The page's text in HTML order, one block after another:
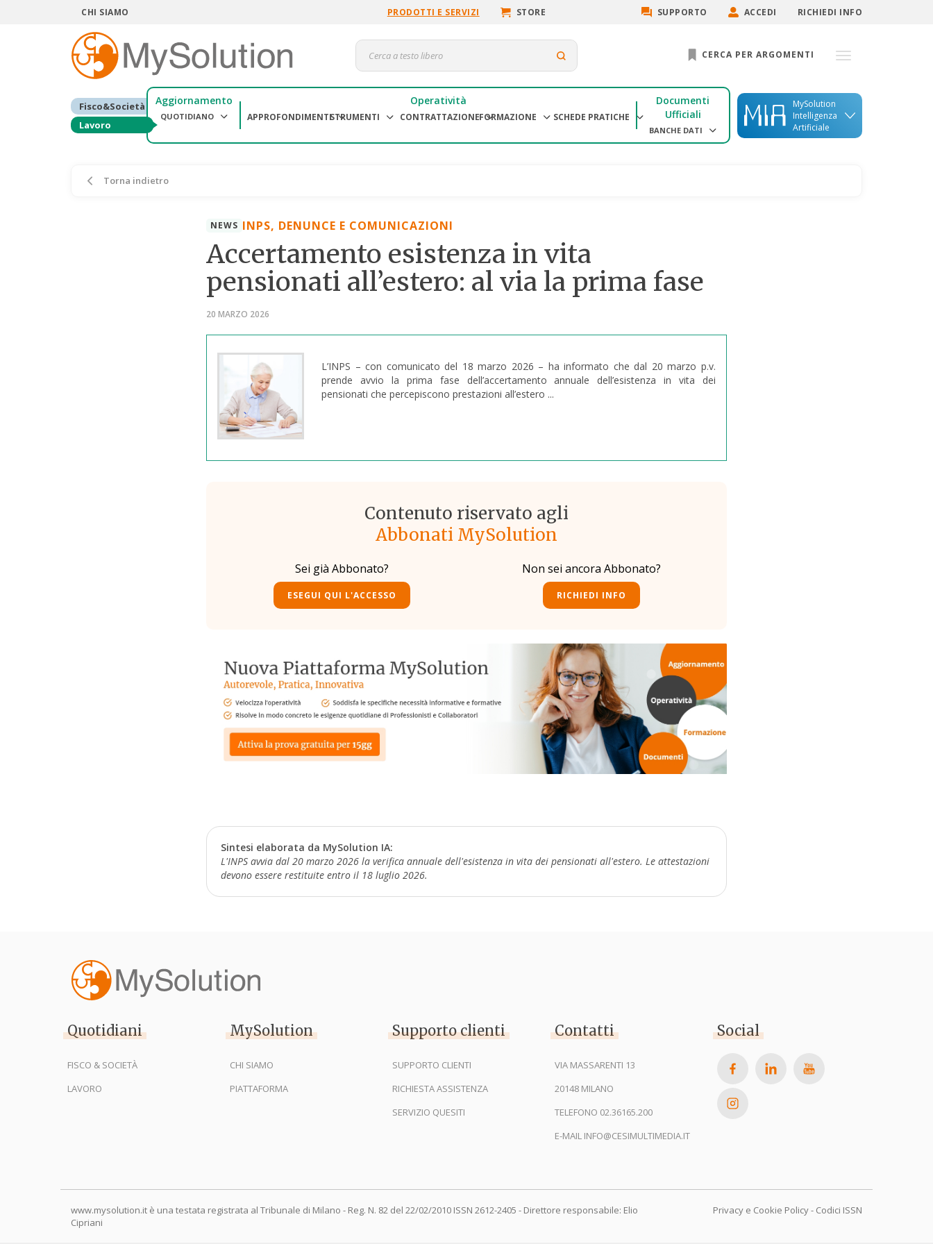
CHI SIAMO PRODOTTI E SERVIZI STORE SUPPORTO ACCEDI RICHIEDI INFO
CERCA PER ARGOMENTI
Fisco&Società
Lavoro
Aggiornamento
QUOTIDIANO
Operatività
APPROFONDIMENTISTRUMENTI CONTRATTAZIONEFORMAZIONE SCHEDE PRATICHE
Documenti
Ufficiali
BANCHE DATI
MySolution
Intelligenza
Artificiale
Torna indietro
NEWS INPS, DENUNCE E COMUNICAZIONI
Accertamento esistenza in vita
pensionati all’estero: al via la prima fase
20 MARZO 2026
L’INPS – con comunicato del 18 marzo 2026 – ha informato che dal 20 marzo p.v.
prende avvio la prima fase dell’accertamento annuale dell’esistenza in vita dei
pensionati che percepiscono prestazioni all’estero ...
Contenuto riservato agli
Abbonati MySolution
Sei già Abbonato?
ESEGUI QUI L'ACCESSO
Non sei ancora Abbonato?
RICHIEDI INFO
Sintesi elaborata da MySolution IA:
L'INPS avvia dal 20 marzo 2026 la verifica annuale dell'esistenza in vita dei pensionati all'estero. Le attestazioni
devono essere restituite entro il 18 luglio 2026.
Quotidiani
FISCO & SOCIETÀ
LAVORO
MySolution
CHI SIAMO
PIATTAFORMA
Supporto clienti
SUPPORTO CLIENTI
RICHIESTA ASSISTENZA
SERVIZIO QUESITI
Contatti
VIA MASSARENTI 13
20148 MILANO
TELEFONO 02.36165.200
E-MAIL INFO@CESIMULTIMEDIA.IT
Social
www.mysolution.it è una testata registrata al Tribunale di Milano - Reg. N. 82 del 22/02/2010 ISSN 2612-2405 - Direttore responsabile: Elio
Cipriani
Privacy e Cookie Policy- Codici ISSN